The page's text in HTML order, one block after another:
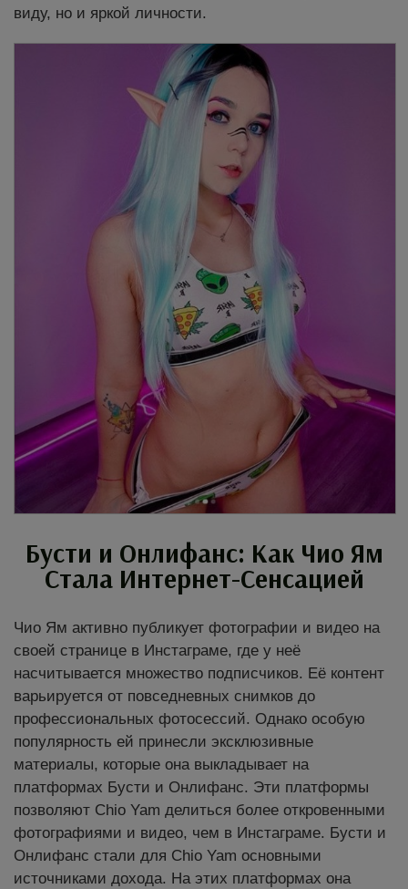
виду, но и яркой личности.
Бусти и Онлифанс: Как Чио Ям
Стала Интернет-Сенсацией
Чио Ям активно публикует фотографии и видео на
своей странице в Инстаграме, где у неё
насчитывается множество подписчиков. Её контент
варьируется от повседневных снимков до
профессиональных фотосессий. Однако особую
популярность ей принесли эксклюзивные
материалы, которые она выкладывает на
платформах Бусти и Онлифанс. Эти платформы
позволяют Chio Yam делиться более откровенными
фотографиями и видео, чем в Инстаграме. Бусти и
Онлифанс стали для Chio Yam основными
источниками дохода. На этих платформах она